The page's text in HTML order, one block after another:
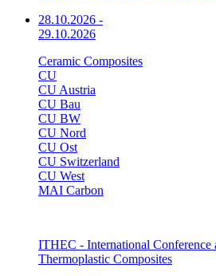
28.10.2026 -
29.10.2026
Ceramic Composites
CU
CU Austria
CU Bau
CU BW
CU Nord
CU Ost
CU Switzerland
CU West
MAI Carbon
ITHEC - International Conference
Thermoplastic Composites